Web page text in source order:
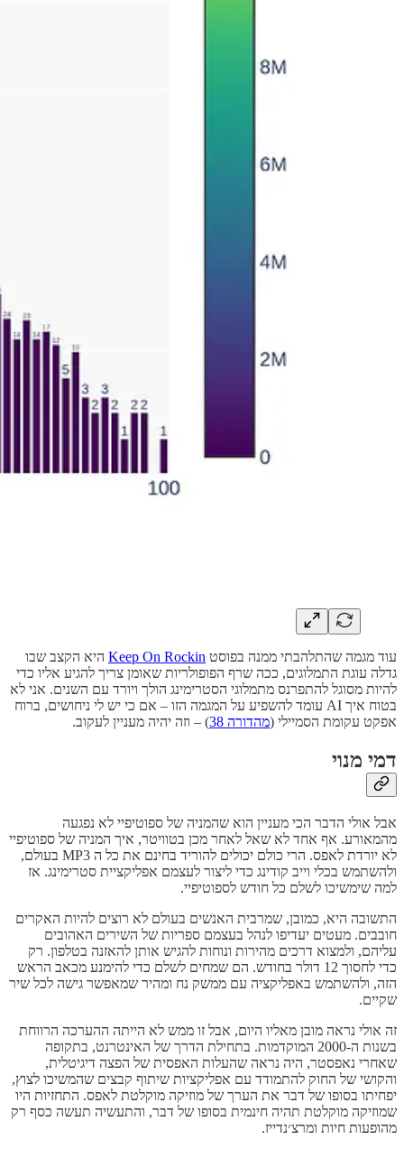
עוד מגמה שהתלהבתי ממנה בפוסט Keep On Rockin היא הקצב שבו
גדלה עוגת התמלוגים, ככה שרף הפופולריות שאומן צריך להגיע אליו כדי
להיות מסוגל להתפרנס מתמלוגי הסטרימינג הולך ויורד עם השנים. אני לא
בטוח איך AI עומד להשפיע על המגמה הזו – אם כי יש לי ניחושים, ברוח
אפקט עקומת הסמיילי (מהדורה 38 ) – וזה יהיה מעניין לעקוב.
דמי מנוי
אבל אולי הדבר הכי מעניין הוא שהמניה של ספוטיפיי לא נפגעה
מהמאורע. אף אחד לא שאל לאחר מכן בטוויטר, איך המניה של ספוטיפיי
לא יורדת לאפס. הרי כולם יכולים להוריד בחינם את כל ה MP3 בעולם,
ולהשתמש בכלי וייב קודינג כדי ליצור לעצמם אפליקציית סטרימינג. אז
למה שימשיכו לשלם כל חודש לספוטיפיי.
התשובה היא, כמובן, שמרבית האנשים בעולם לא רוצים להיות האקרים
חובבים. מעטים יעדיפו לנהל בעצמם ספריות של השירים האהובים
עליהם, ולמצוא דרכים מהירות ונוחות להגיש אותן להאזנה בטלפון. רק
כדי לחסוך 12 דולר בחודש. הם שמחים לשלם כדי להימנע מכאב הראש
הזה, ולהשתמש באפליקציה עם ממשק נח ומהיר שמאפשר גישה לכל שיר
שקיים.
זה אולי נראה מובן מאליו היום, אבל זו ממש לא הייתה ההערכה הרווחת
בשנות ה-2000 המוקדמות. בתחילת הדרך של האינטרנט, בתקופה
שאחרי נאפסטר, היה נראה שהעלות האפסית של הפצה דיגיטלית,
והקושי של החוק להתמודד עם אפליקציות שיתוף קבצים שהמשיכו לצוץ,
יפחיתו בסופו של דבר את הערך של מוזיקה מוקלטת לאפס. התחזיות היו
שמוזיקה מוקלטת תהיה חינמית בסופו של דבר, והתעשיה תעשה כסף רק
מהופעות חיות ומרצ׳נדייז.